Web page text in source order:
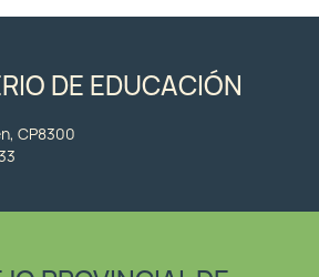
DE EDUCACIÓN
CP8300